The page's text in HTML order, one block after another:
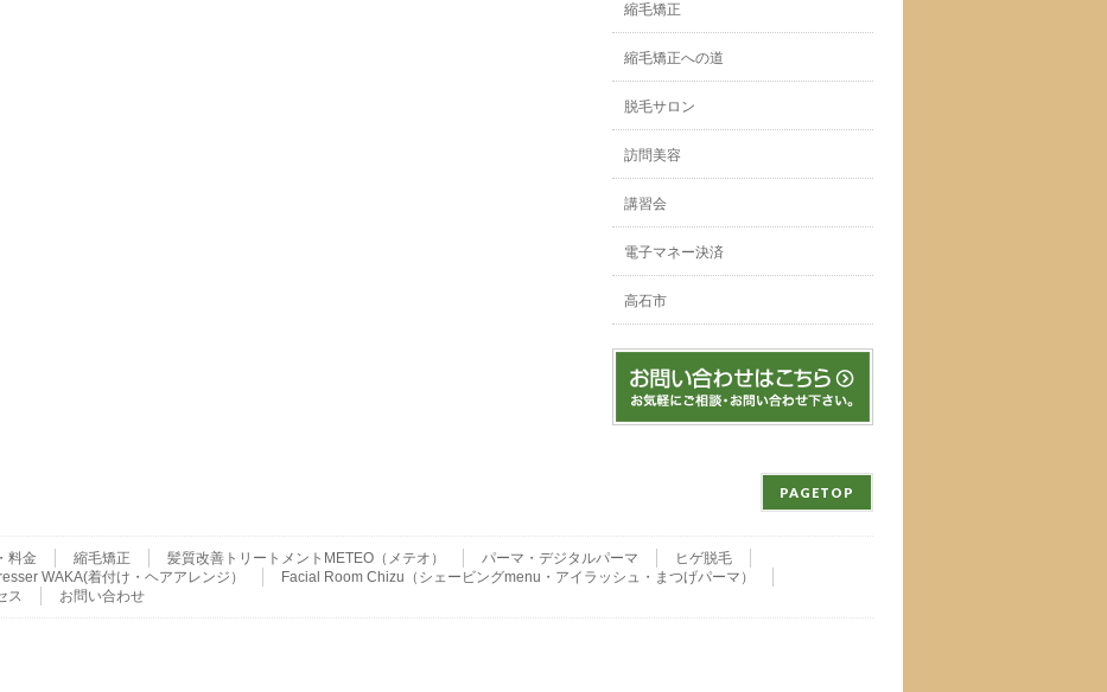
縮毛矯正
縮毛矯正への道
脱毛サロン
訪問美容
講習会
電子マネー決済
高石市
PAGETOP
料金 縮毛矯正 髪質改善トリートメントMETEO（メテオ） パーマ・デジタルパーマ
ヒゲ脱毛
WAKA(着付け・ヘアアレンジ）
Facial Room Chizu（シェービングmenu・アイラッシュ・まつげパーマ）
ス お問い合わせ